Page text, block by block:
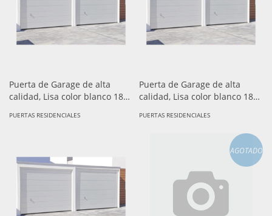
Puerta de Garage de alta
calidad, Lisa color blanco 18X8
Americana. (copia)
PUERTAS RESIDENCIALES
Puerta de Garage de alta
calidad, Lisa color blanco 18X7
Americana. (copia)
PUERTAS RESIDENCIALES
AGOTADO